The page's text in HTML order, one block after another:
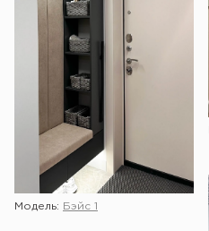
Модель: Бэйс 1